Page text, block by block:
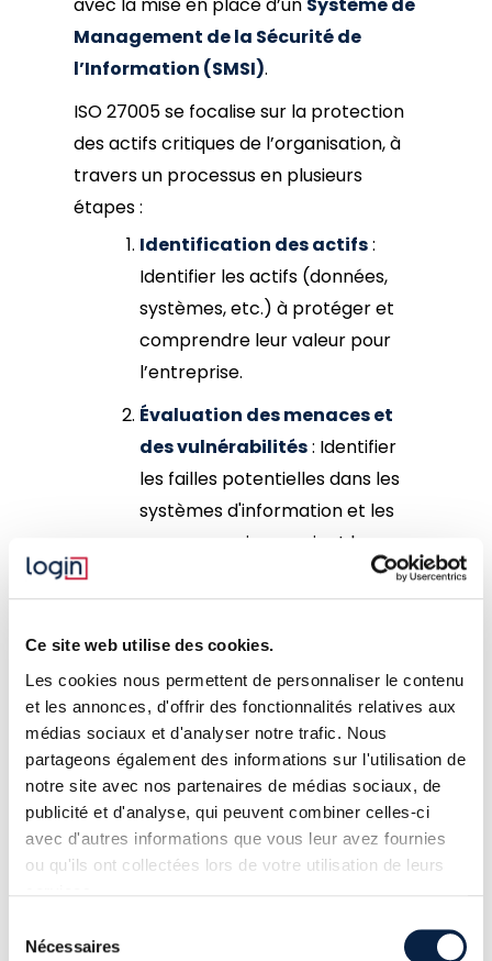
Ce site web utilise des cookies.
Les cookies nous permettent de personnaliser le contenu
et les annonces, d'offrir des fonctionnalités relatives aux
médias sociaux et d'analyser notre trafic. Nous
partageons également des informations sur l'utilisation de
notre site avec nos partenaires de médias sociaux, de
publicité et d'analyse, qui peuvent combiner celles-ci
avec d'autres informations que vous leur avez fournies
ou qu'ils ont collectées lors de votre utilisation de leurs
Nécessaires
avec la mise en place d’un Système de
Management de la Sécurité de
l’Information (SMSI).
ISO 27005 se focalise sur la protection
des actifs critiques de l’organisation, à
travers un processus en plusieurs
étapes :
Identification des actifs:
Identifier les actifs (données,
systèmes, etc.) à protéger et
comprendre leur valeur pour
l’entreprise.
Évaluation des menaces et
des vulnérabilités: Identifier
les failles potentielles dans les
systèmes d'information et les
menaces qui pourraient les
Estimer les conséquences d'un
incident sur les actifs critiques,
qu'elles soient financières,
opérationnelles ou liées à la
réputation.
Évaluation de la probabilité:
Analyser la probabilité que ces
l’environnement de l’entreprise